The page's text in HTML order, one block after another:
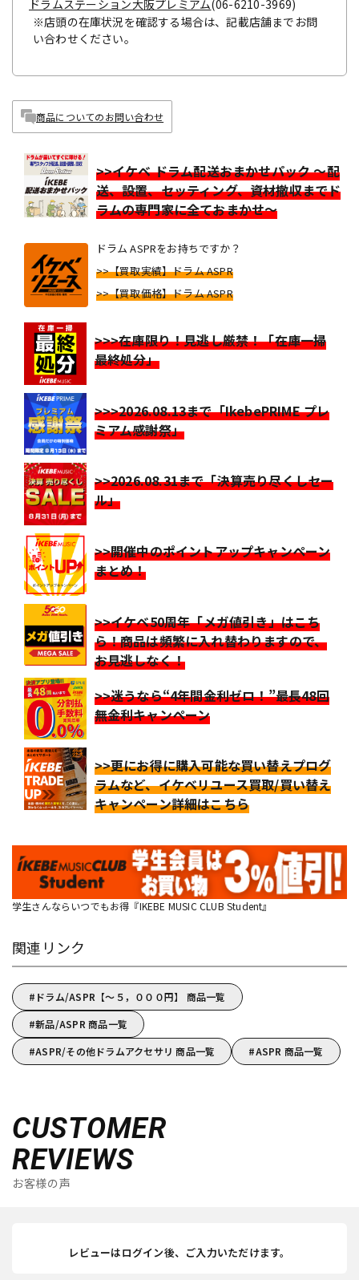
ドラムステーション大阪プレミアム(06-6210-3969)
※店頭の在庫状況を確認する場合は、記載店舗までお問
い合わせください。
商品についてのお問い合わせ
>>イケベ ドラム配送おまかせパック ～配
送、設置、セッティング、資材撤収までド
ラムの専門家に全ておまかせ～
ドラム ASPRをお持ちですか？
>>【買取実績】ドラム ASPR
>>【買取価格】ドラム ASPR
>>>在庫限り！見逃し厳禁！「在庫一掃
最終処分」
>>>2026.08.13まで「IkebePRIME プレ
ミアム感謝祭」
>>2026.08.31まで「決算売り尽くしセー
ル」
>>開催中のポイントアップキャンペーン
まとめ！
>>イケベ50周年「メガ値引き」はこち
ら！商品は頻繁に入れ替わりますので、
お見逃しなく！
>>迷うなら“4年間金利ゼロ！”最長48回
無金利キャンペーン
>>更にお得に購入可能な買い替えプログ
ラムなど、イケベリユース買取/買い替え
キャンペーン詳細はこちら
学生さんならいつでもお得『IKEBE MUSIC CLUB Student』
関連リンク
ドラム/ASPR【～５，０００円】 商品一覧
新品/ASPR 商品一覧
ASPR/その他ドラムアクセサリ 商品一覧
ASPR 商品一覧
CUSTOMER
REVIEWS
お客様の声
レビューはログイン後、ご入力いただけます。